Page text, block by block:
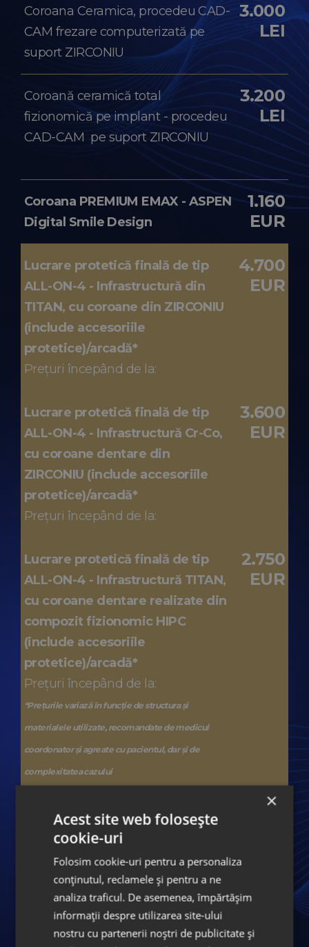
Coroana Ceramica, procedeu CAD-
CAM frezare computerizată pe
suport ZIRCONIU
3.000
LEI
Coroană ceramică total
fizionomică pe implant - procedeu
CAD-CAM pe suport ZIRCONIU
3.200
LEI
Coroana PREMIUM EMAX - ASPEN
Digital Smile Design
1.160
EUR
Lucrare protetică finală de tip
ALL-ON-4 - Infrastructură din
TITAN, cu coroane din ZIRCONIU
(include accesoriile
protetice)/arcadă*
Prețuri începând de la:
4.700
EUR
Lucrare protetică finală de tip
ALL-ON-4 - Infrastructură Cr-Co,
cu coroane dentare din
ZIRCONIU (include accesoriile
protetice)/arcadă*
Prețuri începând de la:
3.600
EUR
Lucrare protetică finală de tip
ALL-ON-4 - Infrastructură TITAN,
cu coroane dentare realizate din
compozit fizionomic HIPC
(include accesoriile
protetice)/arcadă*
Prețuri începând de la:
*Prețurile variază în funcție de structura și
materialele utilizate, recomandate de medicul
coordonator și agreate cu pacientul, dar și de
complexitatea cazului
2.750
EUR
ORTODONȚIE – APARATE DENTARE
Tratament ortodontic cu
ALIGNERE Invisalign® Prețuri
începând de la:
×
Acest site web folosește
cookie-uri
Folosim cookie-uri pentru a personaliza
conținutul, reclamele și pentru a ne
analiza traficul. De asemenea, împărtășim
informații despre utilizarea site-ului
nostru cu partenerii noștri de publicitate și